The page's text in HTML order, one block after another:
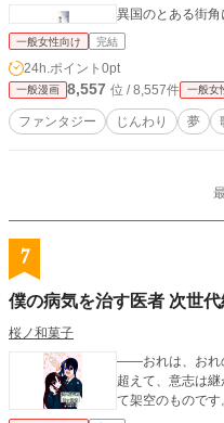
異国のとある街
一般女性向け 完結
24h.ポイント 0pt
一般漫画 8,557 位 / 8,557件 一般女
ファンタジー じんわり 夢
7
僕の病気を治す医者 次世代
桜ノ和菓子
――おれは、おれ
超えて、意志は
て架空のものです